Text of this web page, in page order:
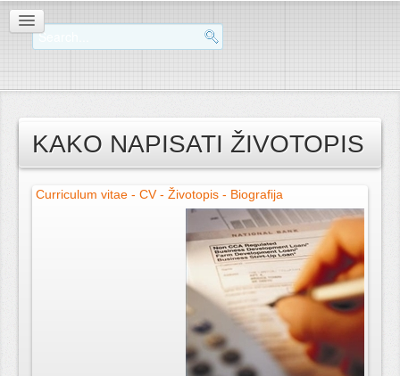
KAKO NAPISATI ŽIVOTOPIS
Curriculum vitae - CV - Životopis - Biografija